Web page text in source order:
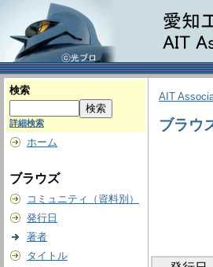
検索
詳細検索
ホーム
ブラウズ
コミュニティ（資料別）
発行日
著者
タイトル
AIT
ブラウ